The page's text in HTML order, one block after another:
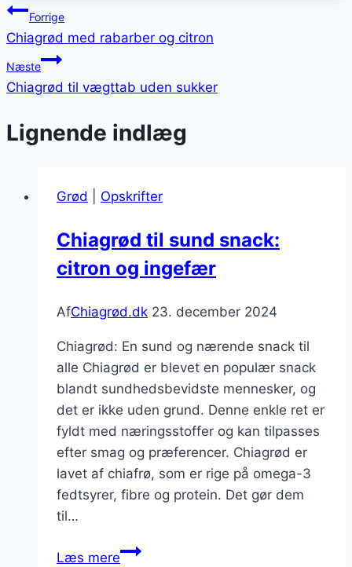
Indlægsnavigation
Forrige
Chiagrød med rabarber og citron
Næste
Chiagrød til vægttab uden sukker
Lignende indlæg
Grød Opskrifter
Chiagrød til sund snack:
citron og ingefær
AfChiagrød.dk 23. december 2024
Chiagrød: En sund og nærende snack til
alle Chiagrød er blevet en populær snack
blandt sundhedsbevidste mennesker, og
det er ikke uden grund. Denne enkle ret er
fyldt med næringsstoffer og kan tilpasses
efter smag og præferencer. Chiagrød er
lavet af chiafrø, som er rige på omega-3
fedtsyrer, fibre og protein. Det gør dem
til…
Læs mereChiagrød